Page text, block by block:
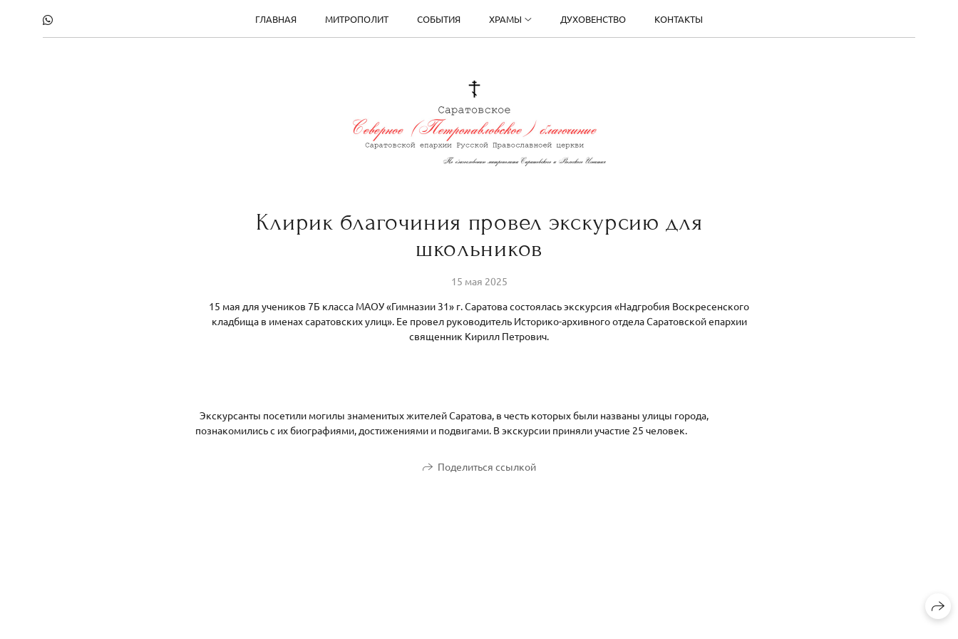
ГЛАВНАЯ МИТРОПОЛИТ СОБЫТИЯ ХРАМЫ ДУХОВЕНСТВО КОНТАКТЫ
Клирик благочиния провел экскурсию для
школьников
15 мая 2025
15 мая для учеников 7Б класса МАОУ «Гимназии 31» г. Саратова состоялась экскурсия «Надгробия Воскресенского
кладбища в именах саратовских улиц». Ее провел руководитель Историко-архивного отдела Саратовской епархии
священник Кирилл Петрович.
Экскурсанты посетили могилы знаменитых жителей Саратова, в честь которых были названы улицы города,
познакомились с их биографиями, достижениями и подвигами. В экскурсии приняли участие 25 человек.
Поделиться ссылкой